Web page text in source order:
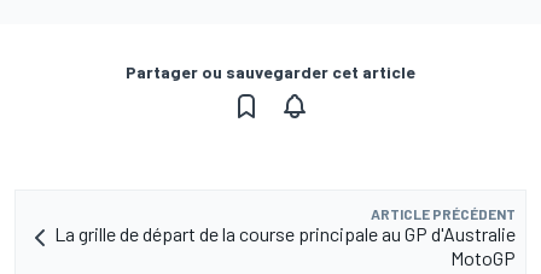
Partager ou sauvegarder cet article
ARTICLE PRÉCÉDENT
La grille de départ de la course principale au GP d'Australie
MotoGP